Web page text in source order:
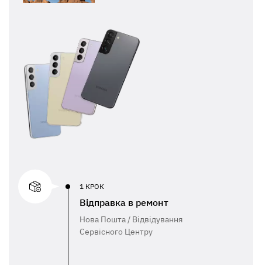
1 КРОК
Відправка в ремонт
Нова Пошта / Відвідування
Сервісного Центру